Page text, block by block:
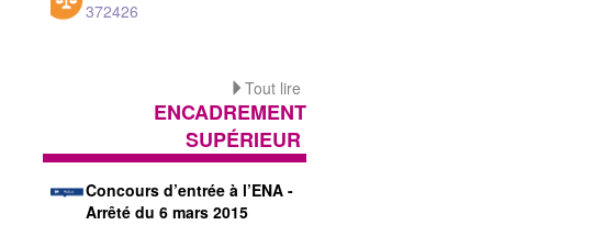
372426
Tout lire
ENCADREMENT
SUPÉRIEUR
Concours d’entrée à l’ENA -
Arrêté du 6 mars 2015